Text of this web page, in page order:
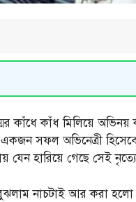
কাঁধে কাঁধ মিলিয়ে
সফল অভিনেত্রী
যেন হারিয়ে গেছে সেই
নাচটাই আর করা